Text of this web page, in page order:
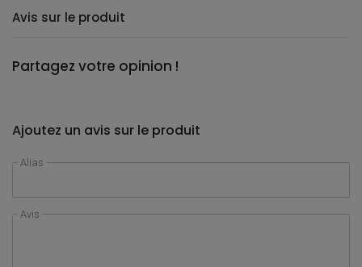
Avis sur le produit
Partagez votre opinion !
Ajoutez un avis sur le produit
Alias
Avis